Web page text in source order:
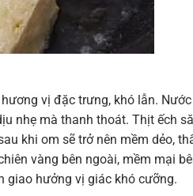
vị đặc trưng, khó lẫn. Nước
nhẹ mà thanh thoát. Thịt ếch
khi om sẽ trở nên mềm dẻo,
vàng bên ngoài, mềm mại
giao hưởng vị giác khó cưỡng.